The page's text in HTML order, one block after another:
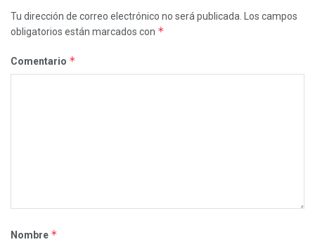
Tu dirección de correo electrónico no será publicada.
Los campos
obligatorios están marcados con *
Comentario *
Nombre *